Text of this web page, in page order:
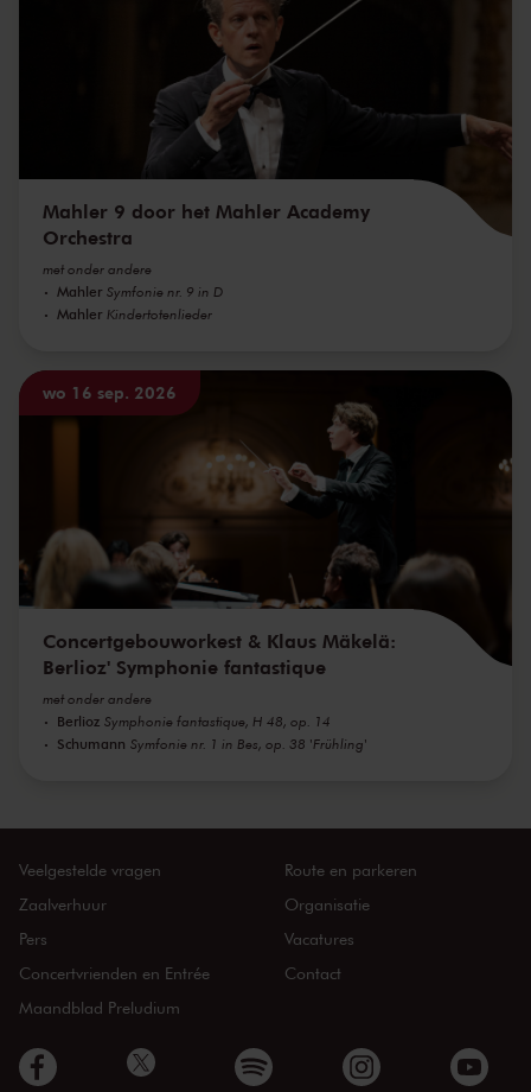
Mahler 9 door het Mahler Academy
Orchestra
met onder andere
Mahler Symfonie nr. 9 in D
Mahler Kindertotenlieder
wo 16 sep. 2026
Concertgebouworkest & Klaus Mäkelä:
Berlioz' Symphonie fantastique
met onder andere
Berlioz Symphonie fantastique, H 48, op. 14
Schumann Symfonie nr. 1 in Bes, op. 38 'Frühling'
Veelgestelde vragen
Zaalverhuur
Pers
Concertvrienden en Entrée
Maandblad Preludium
Route en parkeren
Organisatie
Vacatures
Contact